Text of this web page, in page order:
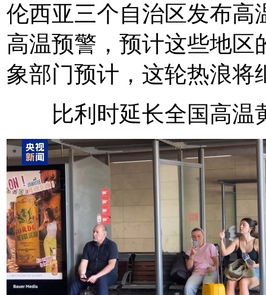
伦西亚三个自治区发布高
高温预警，预计这些地区
象部门预计，这轮热浪将
比利时延长全国高温